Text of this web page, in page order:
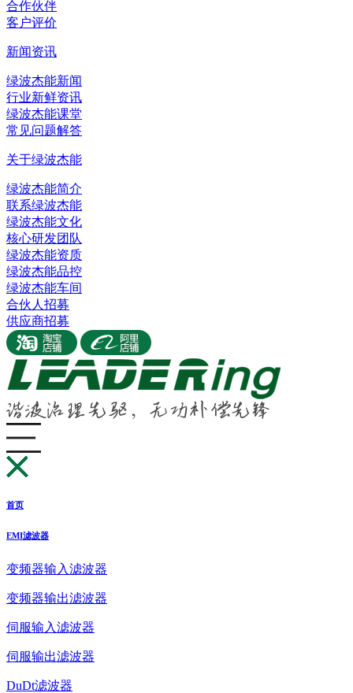
合作伙伴
客户评价
新闻资讯
绿波杰能新闻
行业新鲜资讯
绿波杰能课堂
常见问题解答
关于绿波杰能
绿波杰能简介
联系绿波杰能
绿波杰能文化
核心研发团队
绿波杰能资质
绿波杰能品控
绿波杰能车间
合伙人招募
供应商招募
首页
EMI滤波器
变频器输入滤波器
变频器输出滤波器
伺服输入滤波器
伺服输出滤波器
DuDt滤波器